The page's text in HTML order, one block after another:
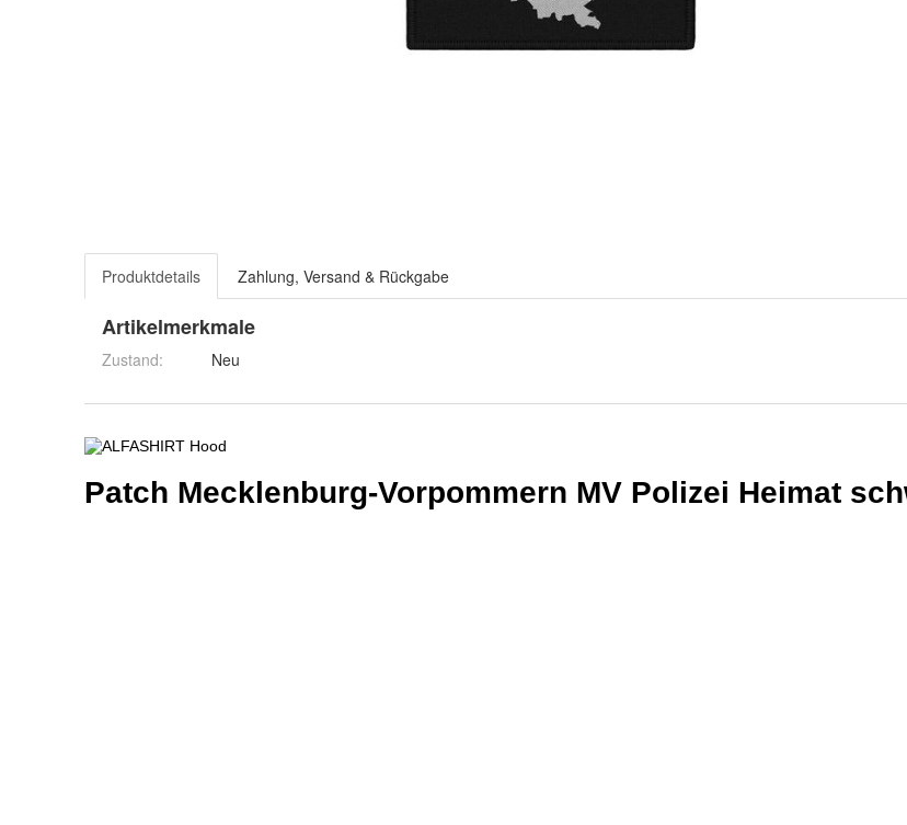
Produktdetails Zahlung, Versand & Rückgabe
Artikelmerkmale
Zustand: Neu